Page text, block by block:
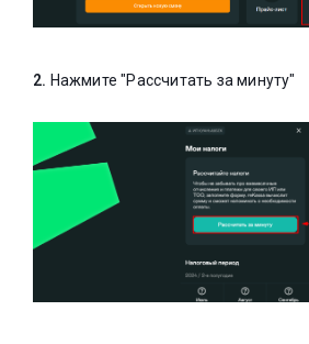
2. Нажмите "Рассчитать за минуту"